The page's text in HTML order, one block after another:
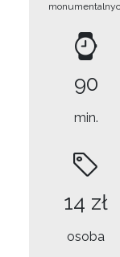
90
min.
14 zł
osoba